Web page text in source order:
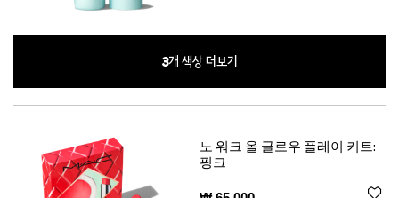
3개 색상 더보기
노 워크 올 글로우 플레이 키트:
핑크